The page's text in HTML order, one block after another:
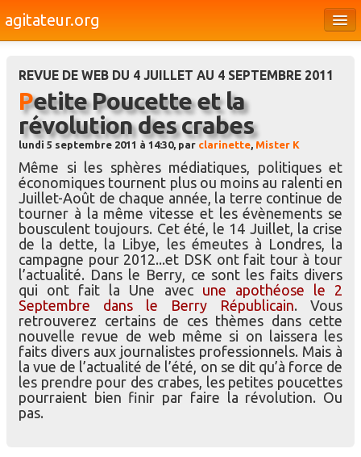
agitateur.org
Bourges & le Cher
Société
Culture
Médias
Dossiers
Brèves
REVUE DE WEB DU 4 JUILLET AU 4 SEPTEMBRE 2011
Petite Poucette et la
révolution des crabes
lundi 5 septembre 2011 à 14:30, par clarinette Mister K
Même si les sphères médiatiques, politiques et
économiques tournent plus ou moins au ralenti en
Juillet-Août de chaque année, la terre continue de
tourner à la même vitesse et les évènements se
bousculent toujours. Cet été, le 14 Juillet, la crise
de la dette, la Libye, les émeutes à Londres, la
campagne pour 2012...et DSK ont fait tour à tour
l’actualité. Dans le Berry, ce sont les faits divers
qui ont fait la Une avec une apothéose le 2
Septembre dans le Berry Républicain. Vous
retrouverez certains de ces thèmes dans cette
nouvelle revue de web même si on laissera les
faits divers aux journalistes professionnels. Mais à
la vue de l’actualité de l’été, on se dit qu’à force de
les prendre pour des crabes, les petites poucettes
pourraient bien finir par faire la révolution. Ou
pas.